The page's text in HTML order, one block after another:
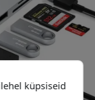
küpsiseid